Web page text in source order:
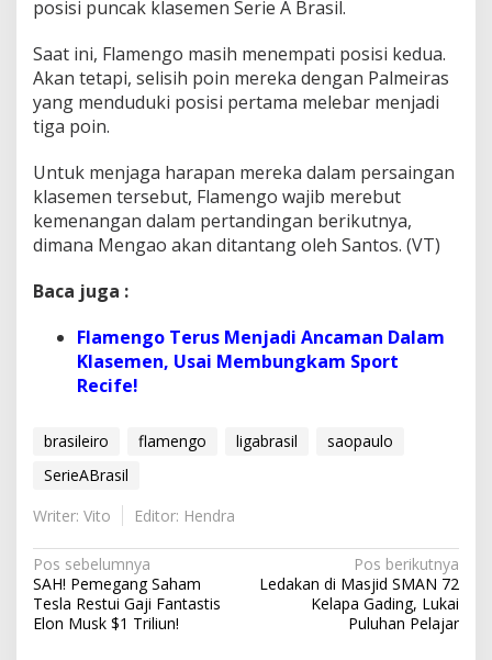
posisi puncak klasemen Serie A Brasil.
Saat ini, Flamengo masih menempati posisi kedua.
Akan tetapi, selisih poin mereka dengan Palmeiras
yang menduduki posisi pertama melebar menjadi
tiga poin.
Untuk menjaga harapan mereka dalam persaingan
klasemen tersebut, Flamengo wajib merebut
kemenangan dalam pertandingan berikutnya,
dimana Mengao akan ditantang oleh Santos. (VT)
Baca juga :
Flamengo Terus Menjadi Ancaman Dalam
Klasemen, Usai Membungkam Sport
Recife!
brasileiro flamengo ligabrasil
saopaulo
SerieABrasil
Writer: Vito
Editor: Hendra
N
a
v
Pos sebelumnya
SAH! Pemegang Saham
Tesla Restui Gaji Fantastis
Elon Musk $1 Triliun!
Pos berikutnya
Ledakan di Masjid SMAN 72
Kelapa Gading, Lukai
Puluhan Pelajar